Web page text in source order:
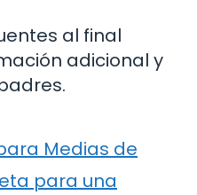
al final
adicional y
Medias de
para una